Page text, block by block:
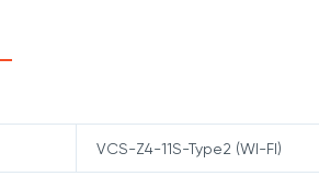
VCS-Z4-11S-Type2 (WI-FI)